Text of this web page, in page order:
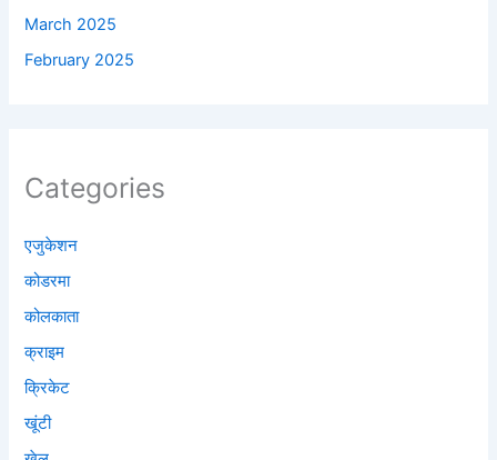
March 2025
February 2025
Categories
एजुकेशन
कोडरमा
कोलकाता
क्राइम
क्रिकेट
खूंटी